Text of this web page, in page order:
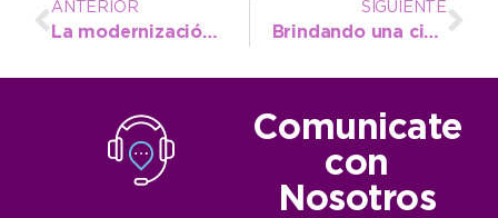
ANTERIOR
La modernización llegó a las inspecciones de taxis y remises
SIGUIENTE
Brindando una ciudad más limpia, avanza el plan de microbasurales
Comunicate
con
Nosotros